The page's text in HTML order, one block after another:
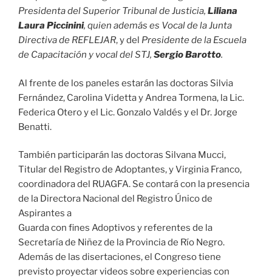
Presidenta del Superior Tribunal de Justicia, Liliana
Laura Piccinini, quien además es Vocal de la Junta
Directiva de REFLEJAR, y del Presidente de la Escuela
de Capacitación y vocal del STJ, Sergio Barotto.
Al frente de los paneles estarán las doctoras Silvia
Fernández, Carolina Videtta y Andrea Tormena, la Lic.
Federica Otero y el Lic. Gonzalo Valdés y el Dr. Jorge
Benatti.
También participarán las doctoras Silvana Mucci,
Titular del Registro de Adoptantes, y Virginia Franco,
coordinadora del RUAGFA. Se contará con la presencia
de la Directora Nacional del Registro Único de
Aspirantes a
Guarda con fines Adoptivos y referentes de la
Secretaría de Niñez de la Provincia de Río Negro.
Además de las disertaciones, el Congreso tiene
previsto proyectar videos sobre experiencias con